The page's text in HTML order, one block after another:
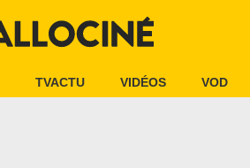
TVACTU VIDÉOS VOD